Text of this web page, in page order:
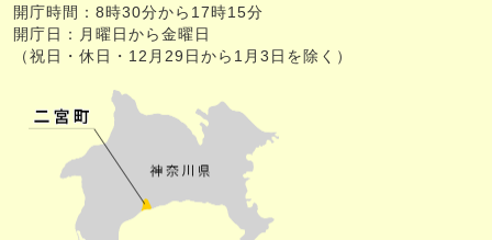
開庁時間：8時30分から17時15分
開庁日：月曜日から金曜日
（祝日・休日・12月29日から1月3日を除く）